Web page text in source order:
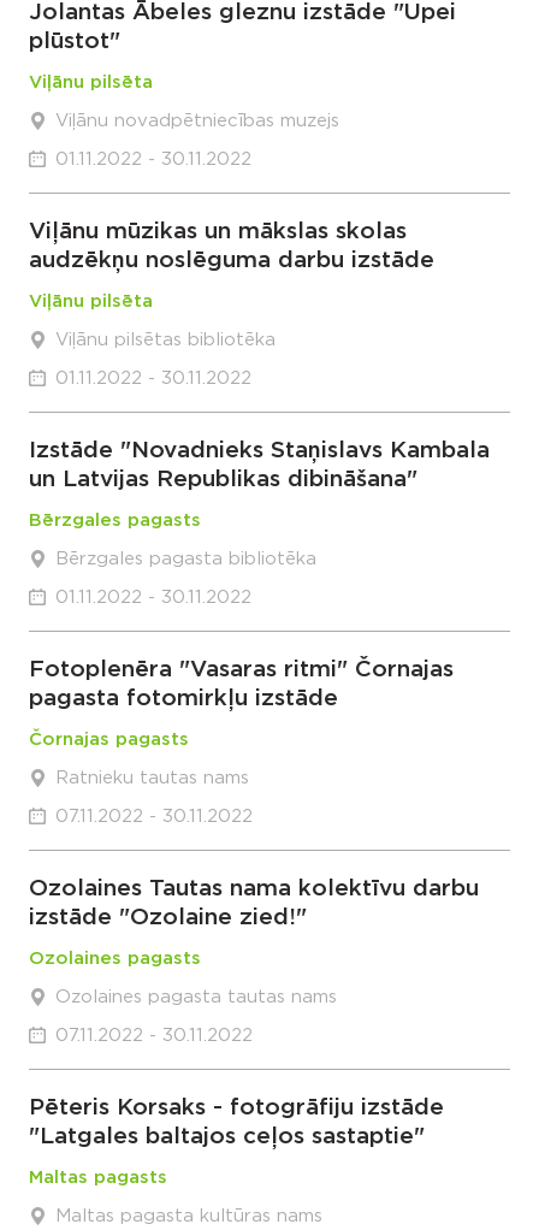
Jolantas Ābeles gleznu izstāde "Upei
plūstot"
Viļānu pilsēta
Viļānu novadpētniecības muzejs
01.11.2022 - 30.11.2022
Viļānu mūzikas un mākslas skolas
audzēkņu noslēguma darbu izstāde
Viļānu pilsēta
Viļānu pilsētas bibliotēka
01.11.2022 - 30.11.2022
Izstāde "Novadnieks Staņislavs Kambala
un Latvijas Republikas dibināšana"
Bērzgales pagasts
Bērzgales pagasta bibliotēka
01.11.2022 - 30.11.2022
Fotoplenēra "Vasaras ritmi" Čornajas
pagasta fotomirkļu izstāde
Čornajas pagasts
Ratnieku tautas nams
07.11.2022 - 30.11.2022
Ozolaines Tautas nama kolektīvu darbu
izstāde "Ozolaine zied!"
Ozolaines pagasts
Ozolaines pagasta tautas nams
07.11.2022 - 30.11.2022
Pēteris Korsaks - fotogrāfiju izstāde
"Latgales baltajos ceļos sastaptie"
Maltas pagasts
Maltas pagasta kultūras nams